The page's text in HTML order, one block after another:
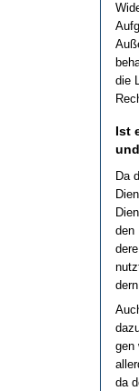
die
Ist
Da
den
gen
da